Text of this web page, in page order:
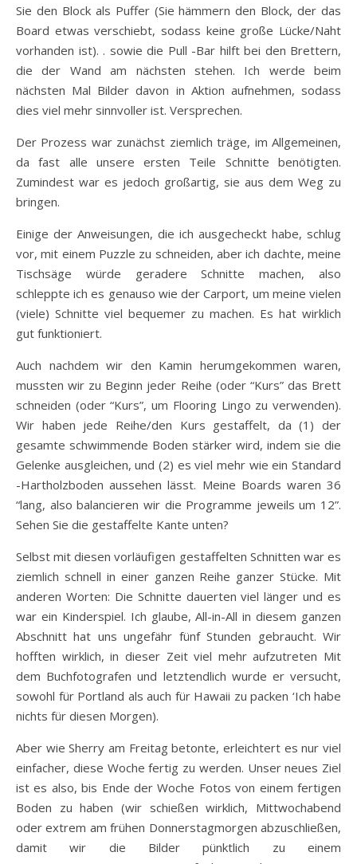
Sie den Block als Puffer (Sie hämmern den Block, der das
Board etwas verschiebt, sodass keine große Lücke/Naht
vorhanden ist). . sowie die Pull -Bar hilft bei den Brettern,
die der Wand am nächsten stehen. Ich werde beim
nächsten Mal Bilder davon in Aktion aufnehmen, sodass
dies viel mehr sinnvoller ist. Versprechen.
Der Prozess war zunächst ziemlich träge, im Allgemeinen,
da fast alle unsere ersten Teile Schnitte benötigten.
Zumindest war es jedoch großartig, sie aus dem Weg zu
bringen.
Einige der Anweisungen, die ich ausgecheckt habe, schlug
vor, mit einem Puzzle zu schneiden, aber ich dachte, meine
Tischsäge würde geradere Schnitte machen, also
schleppte ich es genauso wie der Carport, um meine vielen
(viele) Schnitte viel bequemer zu machen. Es hat wirklich
gut funktioniert.
Auch nachdem wir den Kamin herumgekommen waren,
mussten wir zu Beginn jeder Reihe (oder “Kurs” das Brett
schneiden (oder “Kurs”, um Flooring Lingo zu verwenden).
Wir haben jede Reihe/den Kurs gestaffelt, da (1) der
gesamte schwimmende Boden stärker wird, indem sie die
Gelenke ausgleichen, und (2) es viel mehr wie ein Standard
-Hartholzboden aussehen lässt. Meine Boards waren 36
“lang, also balancieren wir die Programme jeweils um 12”.
Sehen Sie die gestaffelte Kante unten?
Selbst mit diesen vorläufigen gestaffelten Schnitten war es
ziemlich schnell in einer ganzen Reihe ganzer Stücke. Mit
anderen Worten: Die Schnitte dauerten viel länger und es
war ein Kinderspiel. Ich glaube, All-in-All in diesem ganzen
Abschnitt hat uns ungefähr fünf Stunden gebraucht. Wir
hofften wirklich, in dieser Zeit viel mehr aufzutreten Mit
dem Buchfotografen und letztendlich wurde er versucht,
sowohl für Portland als auch für Hawaii zu packen ‘Ich habe
nichts für diesen Morgen).
Aber wie Sherry am Freitag betonte, erleichtert es nur viel
einfacher, diese Woche fertig zu werden. Unser neues Ziel
ist es also, bis Ende der Woche Fotos von einem fertigen
Boden zu haben (wir schießen wirklich, Mittwochabend
oder extrem am frühen Donnerstagmorgen abzuschließen,
damit wir die Bilder pünktlich zu einem